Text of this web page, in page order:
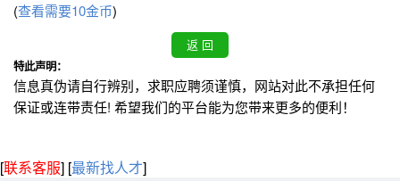
(查看需要10金币)
特此声明：
信息真伪请自行辨别，求职应聘须谨慎，网站对此不承担任何
保证或连带责任! 希望我们的平台能为您带来更多的便利！
[联系客服] [最新找人才]